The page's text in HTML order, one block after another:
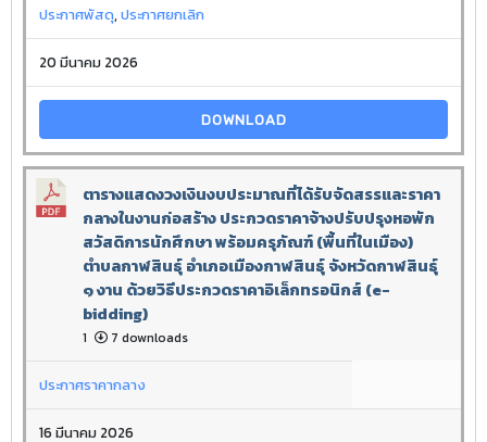
ประกาศพัสดุ,ประกาศยกเลิก
20 มีนาคม 2026
DOWNLOAD
ตารางแสดงวงเงินงบประมาณที่ได้รับจัดสรรและราคา
กลางในงานก่อสร้าง ประกวดราคาจ้างปรับปรุงหอพัก
สวัสดิการนักศึกษา พร้อมครุภัณฑ์ (พื้นที่ในเมือง)
ตำบลกาฬสินธุ์ อำเภอเมืองกาฬสินธุ์ จังหวัดกาฬสินธุ์
๑ งาน ด้วยวิธีประกวดราคาอิเล็กทรอนิกส์ (e-
bidding)
1 7 downloads
ประกาศราคากลาง
16 มีนาคม 2026